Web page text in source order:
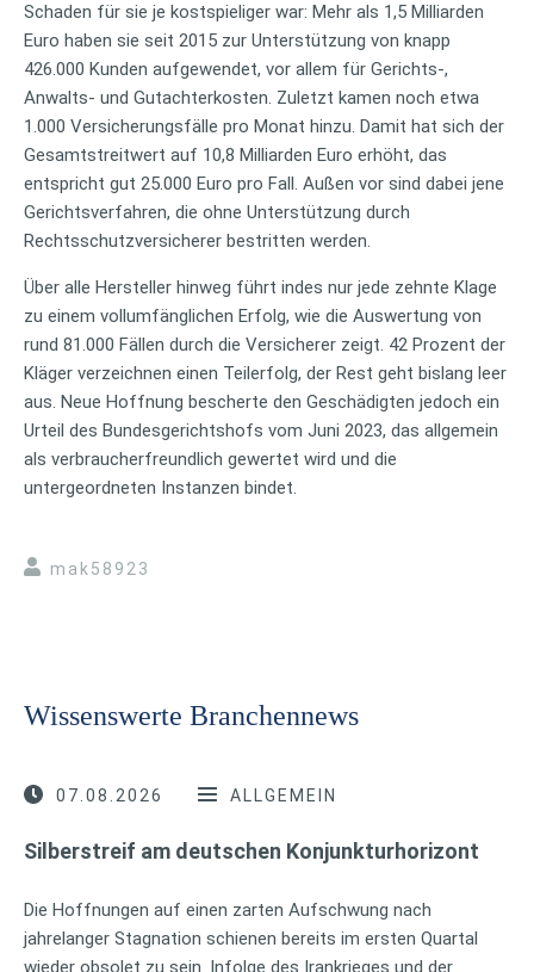
Schaden für sie je kostspieliger war: Mehr als 1,5 Milliarden
Euro haben sie seit 2015 zur Unterstützung von knapp
426.000 Kunden aufgewendet, vor allem für Gerichts-,
Anwalts- und Gutachterkosten. Zuletzt kamen noch etwa
1.000 Versicherungsfälle pro Monat hinzu. Damit hat sich der
Gesamtstreitwert auf 10,8 Milliarden Euro erhöht, das
entspricht gut 25.000 Euro pro Fall. Außen vor sind dabei jene
Gerichtsverfahren, die ohne Unterstützung durch
Rechtsschutzversicherer bestritten werden.
Über alle Hersteller hinweg führt indes nur jede zehnte Klage
zu einem vollumfänglichen Erfolg, wie die Auswertung von
rund 81.000 Fällen durch die Versicherer zeigt. 42 Prozent der
Kläger verzeichnen einen Teilerfolg, der Rest geht bislang leer
aus. Neue Hoffnung bescherte den Geschädigten jedoch ein
Urteil des Bundesgerichtshofs vom Juni 2023, das allgemein
als verbraucherfreundlich gewertet wird und die
untergeordneten Instanzen bindet.
mak58923
Wissenswerte Branchennews
07.08.2026 ALLGEMEIN
Silberstreif am deutschen Konjunkturhorizont
Die Hoffnungen auf einen zarten Aufschwung nach
jahrelanger Stagnation schienen bereits im ersten Quartal
wieder obsolet zu sein. Infolge des Irankrieges und der